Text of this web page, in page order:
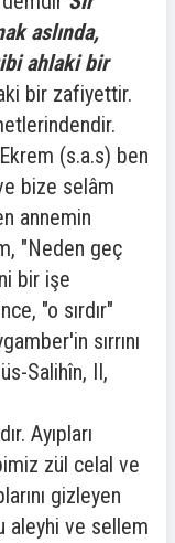
aslında,
ahlaki bir
bir zafiyettir.
(s.a.s) ben
bize selâm
annemin
"Neden geç
bir işe
"o sırdır"
sırrını
Salihîn, II,
Ayıpları
zül celal ve
gizleyen
aleyhi ve sellem